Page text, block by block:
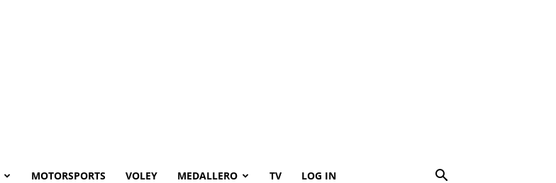
MOTORSPORTS VOLEY MEDALLERO TV LOG IN